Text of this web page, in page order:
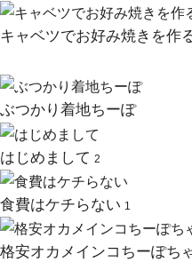
キャベツでお好み焼きを作
ぶつかり着地ちーぽ
はじめまして 2
食費はケチらない 1
格安オカメインコちーぽち